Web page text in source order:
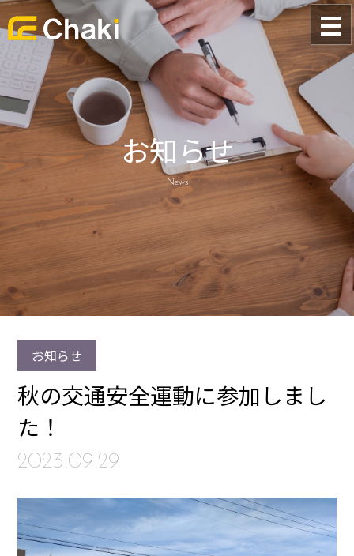
お知らせ
News
お知らせ
秋の交通安全運動に参加しまし
た！
2023.09.29